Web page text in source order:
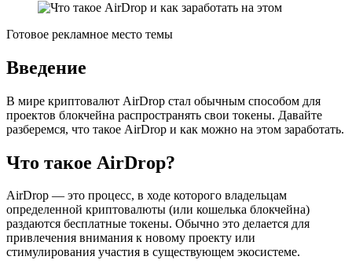
Готовое рекламное место темы
Введение
В мире криптовалют AirDrop стал обычным способом для
проектов блокчейна распространять свои токены. Давайте
разберемся, что такое AirDrop и как можно на этом заработать.
Что такое AirDrop?
AirDrop — это процесс, в ходе которого владельцам
определенной криптовалюты (или кошелька блокчейна)
раздаются бесплатные токены. Обычно это делается для
привлечения внимания к новому проекту или
стимулирования участия в существующем экосистеме.